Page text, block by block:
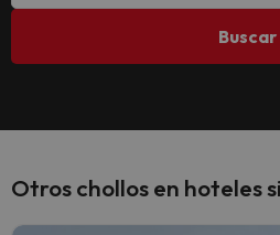
Buscar
Otros chollos en hoteles